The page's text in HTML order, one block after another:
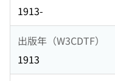
1913-
出版年（W3CDTF）
1913